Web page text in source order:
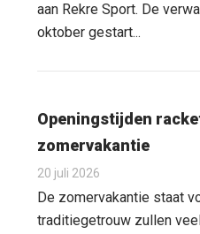
aan Rekre Sport. De
oktober gestart...
Openingstijden
zomervakantie
20 juli 2026
De zomervakantie staat
traditiegetrouw zullen